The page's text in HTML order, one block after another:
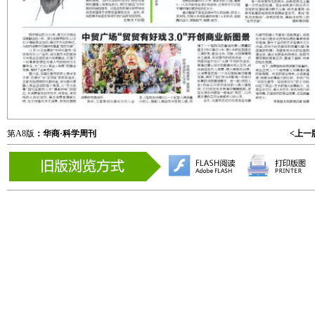
第A8版 ：华商·科学周刊 <上一